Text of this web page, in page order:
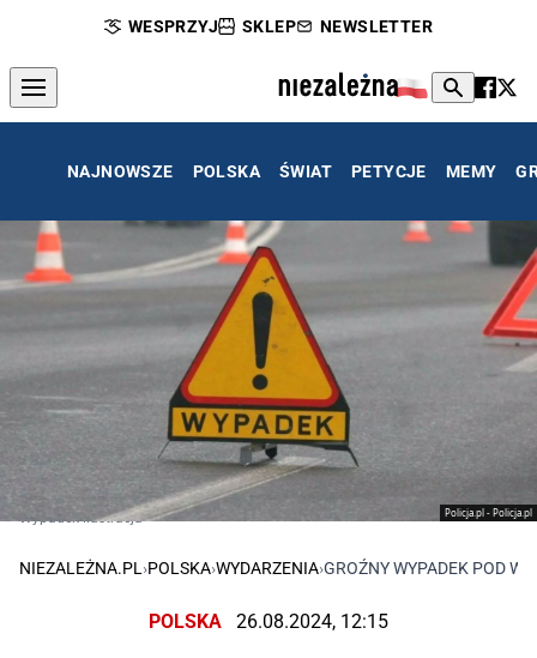
WESPRZYJ SKLEP NEWSLETTER
NAJNOWSZE POLSKA ŚWIAT PETYCJE MEMY
Policja.pl - Policja.pl
Wypadek ilustracja
NIEZALEŻNA.PL ›POLSKA›WYDARZENIA›GROŹNY WYPADEK POD
POLSKA 26.08.2024, 12:15